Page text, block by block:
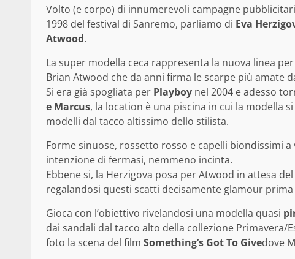
Volto (e corpo) di innumerevoli campagne
1998 del festival di Sanremo, parliamo di Eva
Atwood.
La super modella ceca rappresenta la nuova linea
Brian Atwood che da anni firma le scarpe più amate
Si era già spogliata per Playboy nel 2004 e adesso
e Marcus, la location è una piscina in cui la modella
modelli dal tacco altissimo dello stilista.
Forme sinuose, rossetto rosso e capelli biondissimi
intenzione di fermasi, nemmeno incinta.
Ebbene si, la Herzigova posa per Atwood in attesa
regalandosi questi scatti decisamente glamour
Gioca con l’obiettivo rivelandosi una modella quasi
dai sandali dal tacco alto della collezione
foto la scena del film Something’s Got To Givedove